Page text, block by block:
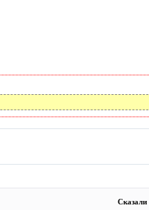
Сказали